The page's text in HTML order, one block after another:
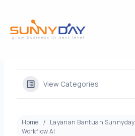
konten
View Categories
Home Layanan Bantuan Sunnyday
Workflow AI